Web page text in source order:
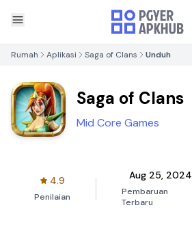
Rumah Aplikasi Saga of Clans Unduh
Saga of Clans
Mid Core Games
4.9
Penilaian
Aug 25, 2024
Pembaruan
Terbaru